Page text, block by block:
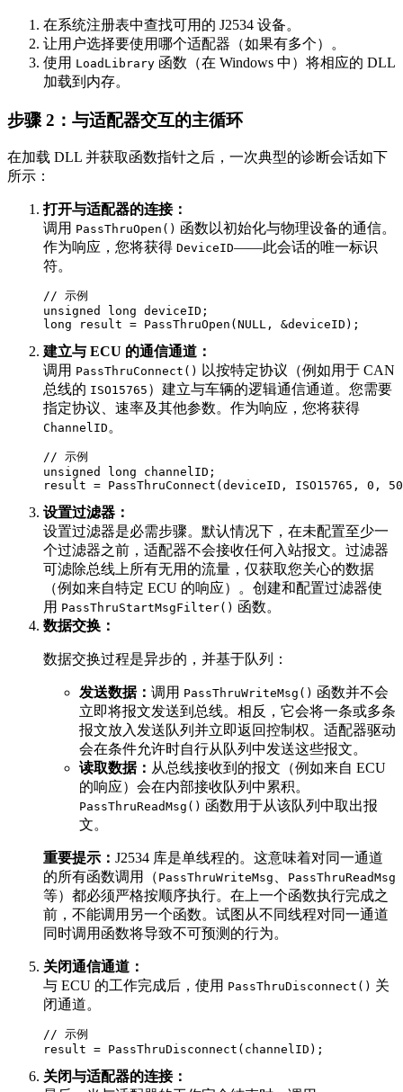
在系统注册表中查找可用的 J2534 设备。
让用户选择要使用哪个适配器（如果有多个）。
使用 LoadLibrary 函数（在 Windows 中）将相应的 DLL
加载到内存。
步骤 2：与适配器交互的主循环
在加载 DLL 并获取函数指针之后，一次典型的诊断会话如下
所示：
打开与适配器的连接：
调用 PassThruOpen() 函数以初始化与物理设备的通信。
作为响应，您将获得 DeviceID——此会话的唯一标识
符。
// 示例
unsigned long deviceID;
long result = PassThruOpen(NULL, &deviceID);
建立与 ECU 的通信通道：
调用 PassThruConnect() 以按特定协议（例如用于 CAN
总线的 ISO15765 ）建立与车辆的逻辑通信通道。您需要
指定协议、速率及其他参数。作为响应，您将获得
ChannelID。
// 示例
unsigned long channelID;
result = PassThruConnect(deviceID, ISO15765, 0,
设置过滤器：
设置过滤器是必需步骤。默认情况下，在未配置至少一
个过滤器之前，适配器不会接收任何入站报文。过滤器
可滤除总线上所有无用的流量，仅获取您关心的数据
（例如来自特定 ECU 的响应）。创建和配置过滤器使
用 PassThruStartMsgFilter() 函数。
数据交换：
数据交换过程是异步的，并基于队列：
发送数据： 调用 PassThruWriteMsg() 函数并不会
立即将报文发送到总线。相反，它会将一条或多条
报文放入发送队列并立即返回控制权。适配器驱动
会在条件允许时自行从队列中发送这些报文。
读取数据： 从总线接收到的报文（例如来自 ECU
的响应）会在内部接收队列中累积。
PassThruReadMsg() 函数用于从该队列中取出报
文。
重要提示： J2534 库是单线程的。这意味着对同一通道
的所有函数调用（ PassThruWriteMsg 、 PassThruReadMsg
等）都必须严格按顺序执行。在上一个函数执行完成之
前，不能调用另一个函数。试图从不同线程对同一通道
同时调用函数将导致不可预测的行为。
关闭通信通道：
与 ECU 的工作完成后，使用 PassThruDisconnect() 关
闭通道。
// 示例
result = PassThruDisconnect(channelID);
关闭与适配器的连接：